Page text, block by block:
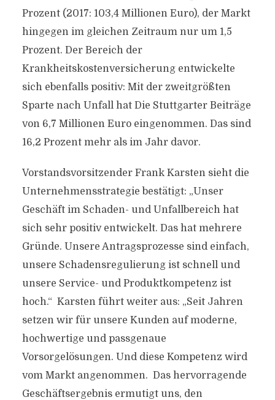
Prozent (2017: 103,4 Millionen Euro), der Markt
hingegen im gleichen Zeitraum nur um 1,5
Prozent. Der Bereich der
Krankheitskostenversicherung entwickelte
sich ebenfalls positiv: Mit der zweitgrößten
Sparte nach Unfall hat Die Stuttgarter Beiträge
von 6,7 Millionen Euro eingenommen. Das sind
16,2 Prozent mehr als im Jahr davor.
Vorstandsvorsitzender Frank Karsten sieht die
Unternehmensstrategie bestätigt: „Unser
Geschäft im Schaden- und Unfallbereich hat
sich sehr positiv entwickelt. Das hat mehrere
Gründe. Unsere Antragsprozesse sind einfach,
unsere Schadensregulierung ist schnell und
unsere Service- und Produktkompetenz ist
hoch.“ Karsten führt weiter aus: „Seit Jahren
setzen wir für unsere Kunden auf moderne,
hochwertige und passgenaue
Vorsorgelösungen. Und diese Kompetenz wird
vom Markt angenommen. Das hervorragende
Geschäftsergebnis ermutigt uns, den